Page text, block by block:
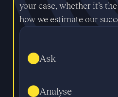
your case, whether it’s
how we estimate our
Ask
Analyse